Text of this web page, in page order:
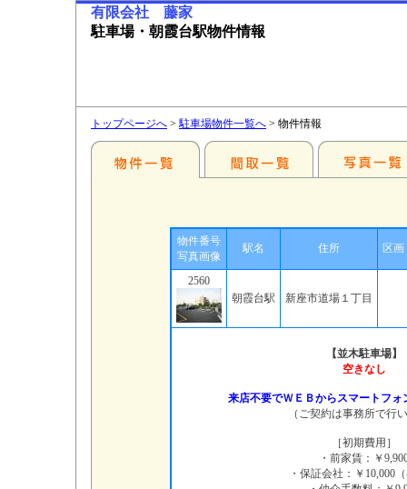
有限会社 藤家
駐車場・朝霞台駅物件情報
トップページへ >駐車場物件一覧へ > 物件情報
物件番号
写真画像
駅名 住所 区画
2560
朝霞台駅
新座市道場１丁目
【並木駐車場】
空きなし
来店不要でＷＥＢからスマートフォ
（ご契約は事務所で行
［初期費用］
・前家賃：￥
・保証会社：￥10,000